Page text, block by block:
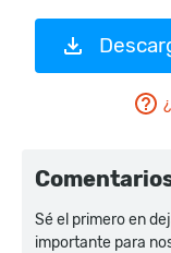
Sé el primero en
importante para